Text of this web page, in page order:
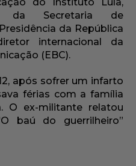
da Secretaria de
da República
internacional da
(EBC).
após sofrer um infarto
férias com a família
O ex-militante relatou
baú do guerrilheiro”